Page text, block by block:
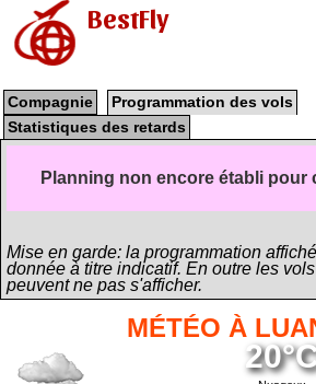
BestFly
Compagnie
Programmation des vols
Statistiques des retards
Planning non encore établi pour
Mise en garde: la programmation
donnée à titre indicatif. En outre les
peuvent ne pas s'afficher.
MÉTÉO À